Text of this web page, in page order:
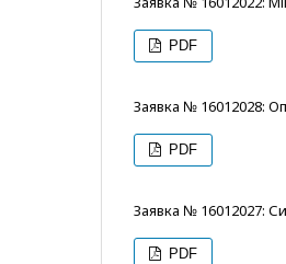
PDF
Заявка № 16012028:
PDF
Заявка № 16012027:
PDF